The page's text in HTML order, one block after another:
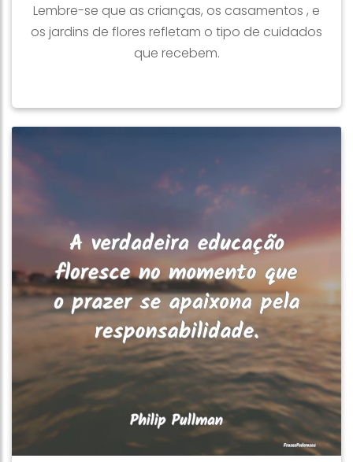
Lembre-se que as crianças, os casamentos , e
os jardins de flores refletam o tipo de cuidados
que recebem.